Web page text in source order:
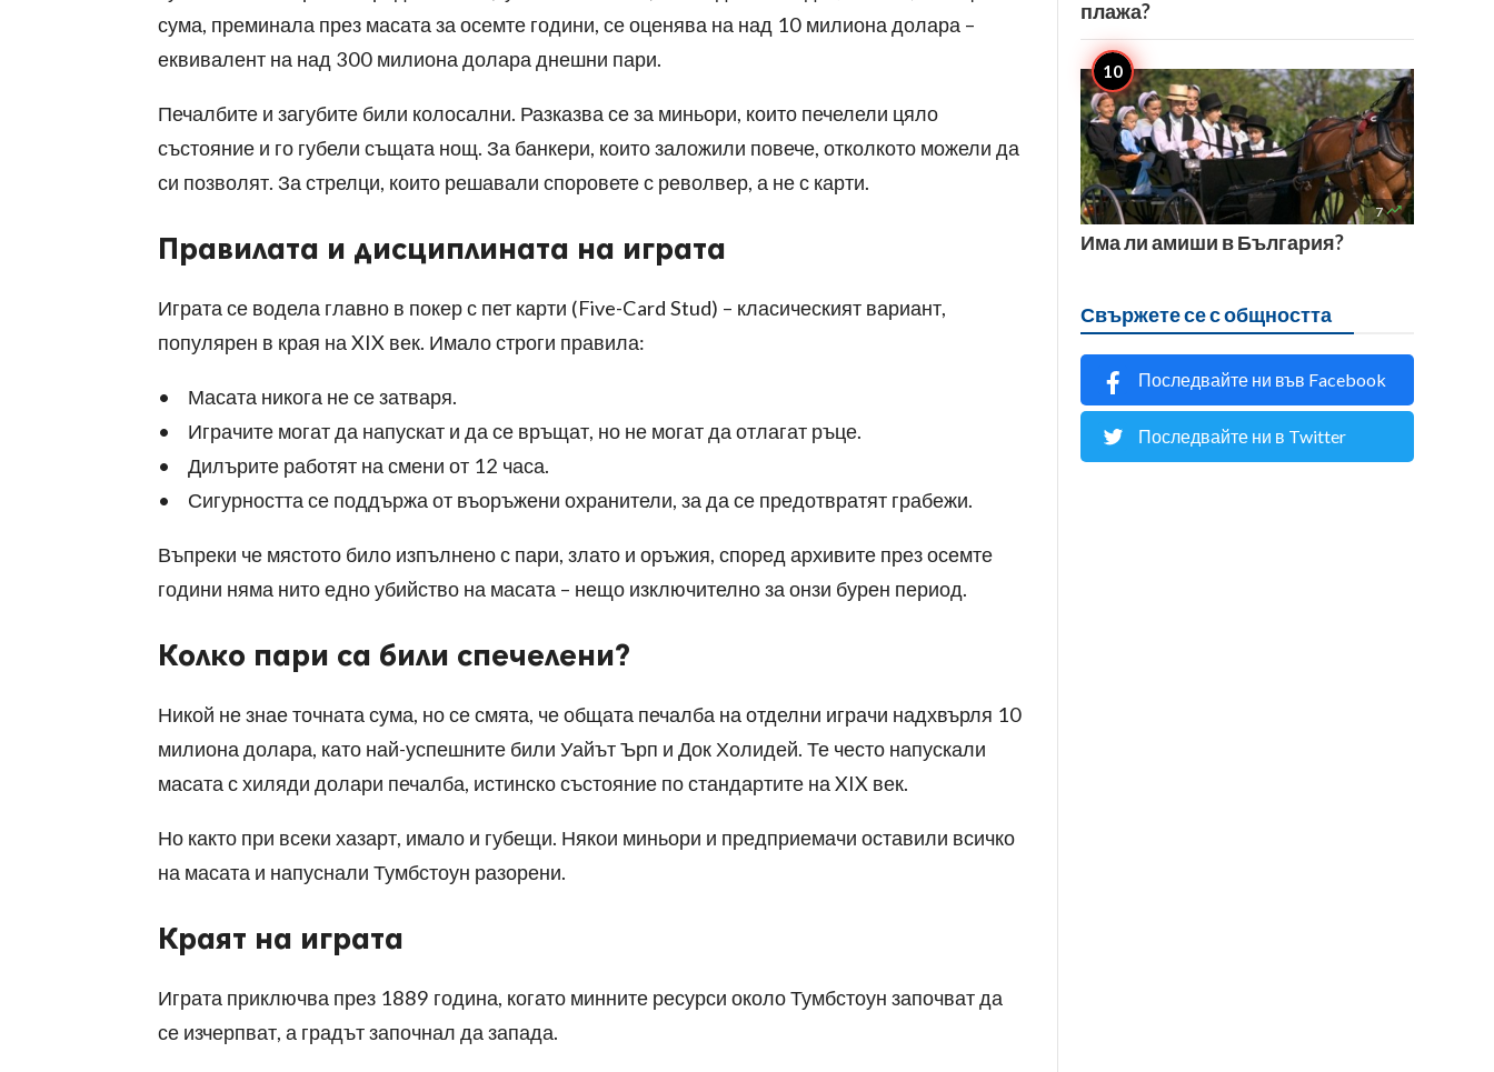
сума, преминала през масата за осемте години, се оценява на над 10 милиона долара –
еквивалент на над 300 милиона долара днешни пари.
Печалбите и загубите били колосални. Разказва се за миньори, които печелели цяло
състояние и го губели същата нощ. За банкери, които заложили повече, отколкото можели да
си позволят. За стрелци, които решавали споровете с револвер, а не с карти.
Правилата и дисциплината на играта
Играта се водела главно в покер с пет карти (Five-Card Stud) – класическият вариант,
популярен в края на XIX век. Имало строги правила:
• Масата никога не се затваря.
• Играчите могат да напускат и да се връщат, но не могат да отлагат ръце.
• Дилърите работят на смени от 12 часа.
• Сигурността се поддържа от въоръжени охранители, за да се предотвратят грабежи.
Въпреки че мястото било изпълнено с пари, злато и оръжия, според архивите през осемте
години няма нито едно убийство на масата – нещо изключително за онзи бурен период.
Колко пари са били спечелени?
Никой не знае точната сума, но се смята, че общата печалба на отделни играчи надхвърля 10
милиона долара, като най-успешните били Уайът Ърп и Док Холидей. Те често напускали
масата с хиляди долари печалба, истинско състояние по стандартите на XIX век.
Но както при всеки хазарт, имало и губещи. Някои миньори и предприемачи оставили всичко
на масата и напуснали Тумбстоун разорени.
Краят на играта
Играта приключва през 1889 година, когато минните ресурси около Тумбстоун започват да
се изчерпват, а градът започнал да запада.
плажа?
7 
Има ли амиши в България?
Свържете се с общността
Последвайте ни във Facebook
Последвайте ни в Twitter